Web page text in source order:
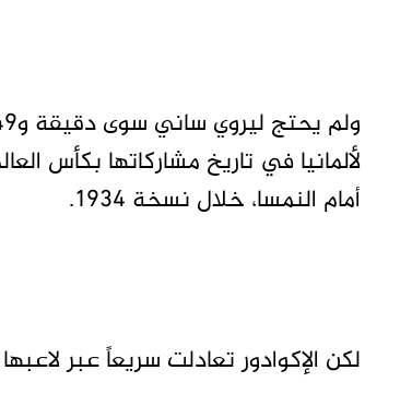
لألمانيا في تاريخ مشاركاتها بكأس
أمام النمسا، خلال نسخة 1934.
لكن الإكوادور تعادلت سريعاً عبر